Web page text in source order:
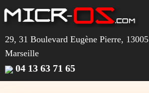
au
contenu
29, 31 Boulevard Eugène Pierre, 13005
Marseille
04 13 63 71 65